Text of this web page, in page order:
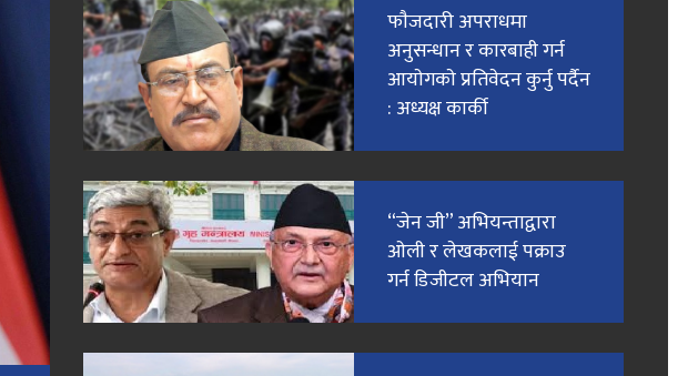
फाैजदारी अपराधमा
अनुसन्धान र कारबाही गर्न
आयाेगकाे प्रतिवेदन कुर्नु पर्दैन
: अध्यक्ष कार्की
“जेन जी” अभियन्ताद्वारा
ओली र लेखकलाई पक्राउ
गर्न डिजीटल अभियान